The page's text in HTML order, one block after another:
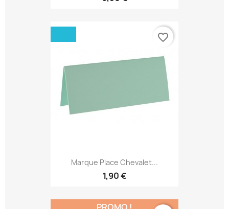
Marque Place Chevalet...
1,90 €
favorite_border